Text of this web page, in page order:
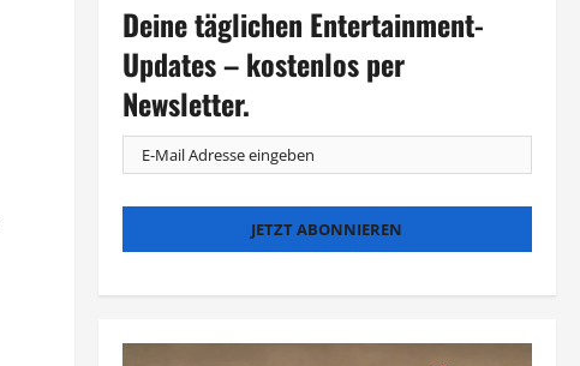
Deine täglichen Entertainment-
Updates – kostenlos per
Newsletter.